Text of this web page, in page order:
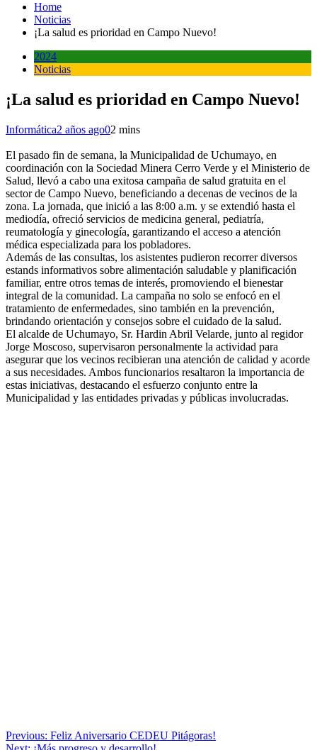
Home
Noticias
¡La salud es prioridad en Campo Nuevo!
2024
Noticias
¡La salud es prioridad en Campo Nuevo!
Informática2 años ago02 mins
El pasado fin de semana, la Municipalidad de Uchumayo, en
coordinación con la Sociedad Minera Cerro Verde y el Ministerio de
Salud, llevó a cabo una exitosa campaña de salud gratuita en el
sector de Campo Nuevo, beneficiando a decenas de vecinos de la
zona. La jornada, que inició a las 8:00 a.m. y se extendió hasta el
mediodía, ofreció servicios de medicina general, pediatría,
reumatología y ginecología, garantizando el acceso a atención
médica especializada para los pobladores.
Además de las consultas, los asistentes pudieron recorrer diversos
estands informativos sobre alimentación saludable y planificación
familiar, entre otros temas de interés, promoviendo el bienestar
integral de la comunidad. La campaña no solo se enfocó en el
tratamiento de enfermedades, sino también en la prevención,
brindando orientación y consejos sobre el cuidado de la salud.
El alcalde de Uchumayo, Sr. Hardin Abril Velarde, junto al regidor
Jorge Moscoso, supervisaron personalmente la actividad para
asegurar que los vecinos recibieran una atención de calidad y acorde
a sus necesidades. Ambos funcionarios resaltaron la importancia de
estas iniciativas, destacando el esfuerzo conjunto entre la
Municipalidad y las entidades privadas y públicas involucradas.
Navegación
Previous: Feliz Aniversario CEDEU Pitágoras!